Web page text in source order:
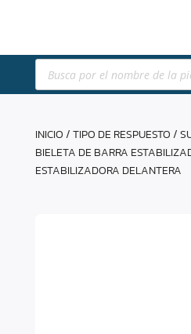
Búsqueda
productos
INICIO/TIPO DE RESPUESTO/
BIELETA DE BARRA
ESTABILIZADORA DELANTERA